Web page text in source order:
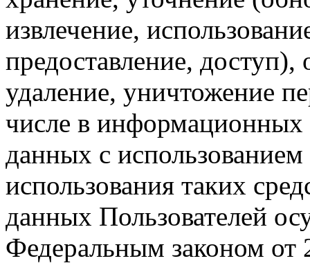
извлечение,
предоставление, доступ),
удаление, уничтожение
числе в информационных
данных с использованием
использования таких
данных Пользователей
Федеральным законом